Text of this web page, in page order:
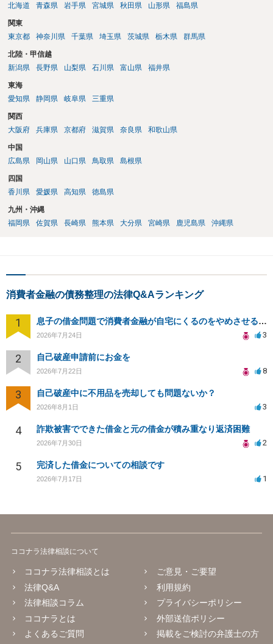
北海道
青森県 岩手県 宮城県 秋田県 山形県 福島県
関東
東京都
神奈川県 千葉県 埼玉県 茨城県 栃木県 群馬県
北陸・甲信越
新潟県
長野県 山梨県 石川県 富山県 福井県
東海
愛知県
静岡県 岐阜県 三重県
関西
大阪府
兵庫県 京都府 滋賀県 奈良県 和歌山県
中国
広島県
岡山県 山口県 鳥取県 島根県
四国
香川県
愛媛県 高知県 徳島県
九州・沖縄
福岡県
佐賀県 長崎県 熊本県 大分県 宮崎県 鹿児島県 沖縄県
消費者金融の債務整理の法律Q&Aランキング
1 息子の借金問題で消費者金融が自宅にくるのをやめさせる方法はないですか？
2026年7月24日 3
2 自己破産申請前にお金を
2026年7月22日 8
3 自己破産中に不用品を売却しても問題ないか？
2026年8月1日 3
4 詐欺被害でできた借金と元の借金が積み重なり返済困難
2026年7月30日 2
5 完済した借金についての相談です
2026年7月17日 1
ココナラ法律相談について
ココナラ法律相談とは
法律Q&A
法律相談コラム
ココナラとは
よくあるご質問
ご意見・ご要望
利用規約
プライバシーポリシー
外部送信ポリシー
掲載をご検討の弁護士の方